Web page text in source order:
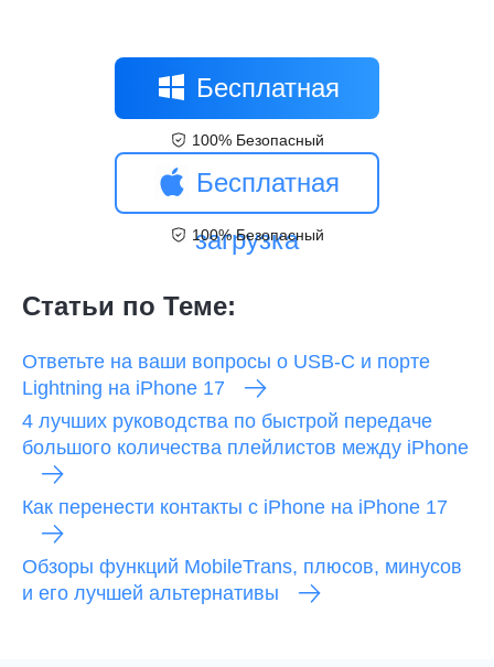
Бесплатная
загрузка
100% Безопасный
Бесплатная
загрузка
100% Безопасный
Статьи по Теме:
Ответьте на ваши вопросы о USB-C и порте
Lightning на iPhone 17
4 лучших руководства по быстрой передаче
большого количества плейлистов между iPhone
Как перенести контакты с iPhone на iPhone 17
Обзоры функций MobileTrans, плюсов, минусов
и его лучшей альтернативы